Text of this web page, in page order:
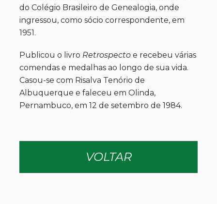
do Colégio Brasileiro de Genealogia, onde
ingressou, como sócio correspondente, em
1951.
Publicou o livro Retrospecto e recebeu várias
comendas e medalhas ao longo de sua vida.
Casou-se com Risalva Tenório de
Albuquerque e faleceu em Olinda,
Pernambuco, em 12 de setembro de 1984.
VOLTAR